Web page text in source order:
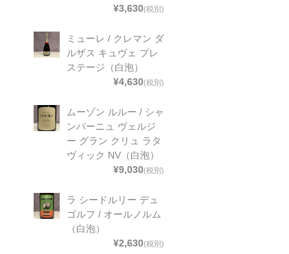
¥3,630(税別)
ミューレ / クレマン ダ
ルザス キュヴェ プレ
ステージ（白泡）
¥4,630(税別)
ムーゾン ルルー / シャ
ンパーニュ ヴェルジ
ー グラン クリュ ラタ
ヴィック NV（白泡）
¥9,030(税別)
ラ シードルリー デュ
ゴルフ / オールノルム
（白泡）
¥2,630(税別)